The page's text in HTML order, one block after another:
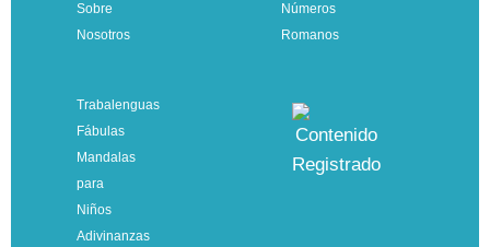
Sobre
Nosotros
Números
Romanos
Trabalenguas
Fábulas
Mandalas
para
Niños
Adivinanzas